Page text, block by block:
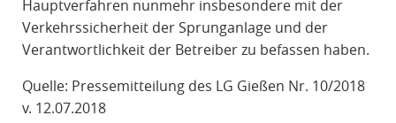
Hauptverfahren nunmehr insbesondere mit der
Verkehrssicherheit der Sprunganlage und der
Verantwortlichkeit der Betreiber zu befassen haben.
Quelle: Pressemitteilung des LG Gießen Nr. 10/2018
v. 12.07.2018